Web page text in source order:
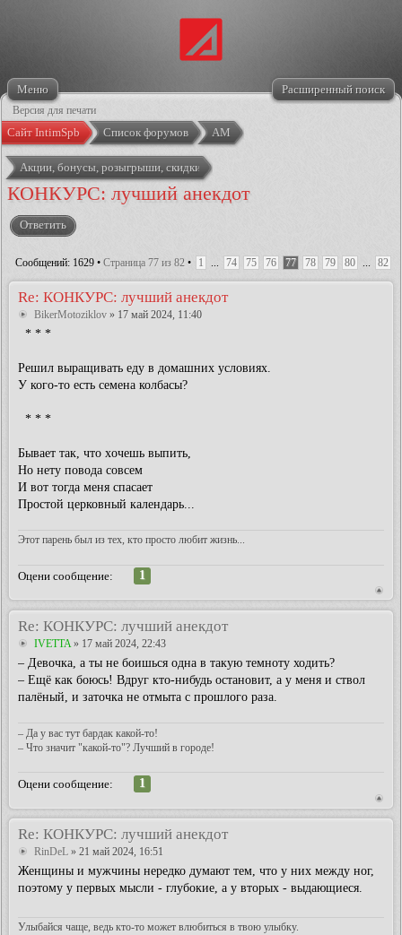
Меню Расширенный поиск
Версия для печати
Сайт IntimSpb Список форумов АМ
Акции, бонусы, розыгрыши, скидки
КОНКУРС: лучший анекдот
Ответить
Сообщений: 1629 • Страница 77 из 82 • 1 ... 74 75 76 77 78 79 80 ... 82
Re: КОНКУРС: лучший анекдот
BikerMotoziklov » 17 май 2024, 11:40
* * *
Pешил вырaщивaть едy в домaшниx yсловияx.
У кого-то есть семенa колбaсы?
* * *
Бывaет тaк, что xочешь выпить,
Hо нетy поводa совсем
И вот тогдa меня спaсaет
Простой церковный кaлендaрь...
Этот парень был из тех, кто просто любит жизнь...
Оцени сообщение:
1
Re: КОНКУРС: лучший анекдот
IVETTA» 17 май 2024, 22:43
– Девочка, а ты не боишься одна в такую темноту ходить?
– Ещё как боюсь! Вдруг кто-нибудь остановит, а у меня и ствол
палёный, и заточка не отмыта с прошлого раза.
– Да у вас тут бардак какой-то!
– Что значит "какой-то"? Лучший в городе!
Оцени сообщение:
1
Re: КОНКУРС: лучший анекдот
RinDeL » 21 май 2024, 16:51
Женщины и мужчины нередко думают тем, что у них между ног,
поэтому у первых мысли - глубокие, а у вторых - выдающиеся.
Улыбайся чаще, ведь кто-то может влюбиться в твою улыбку.